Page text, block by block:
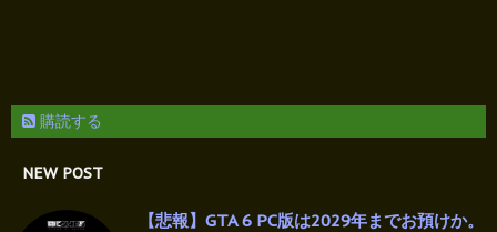
購読する
NEW POST
【悲報】GTA 6 PC版は2029年までお預けか。